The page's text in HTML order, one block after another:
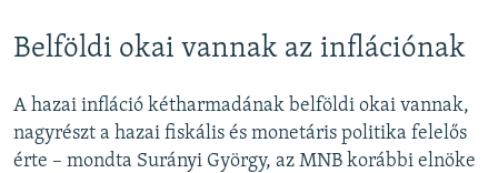
Belföldi okai vannak az inflációnak
A hazai infláció kétharmadának belföldi okai vannak,
nagyrészt a hazai fiskális és monetáris politika felelős
érte – mondta Surányi György, az MNB korábbi elnöke